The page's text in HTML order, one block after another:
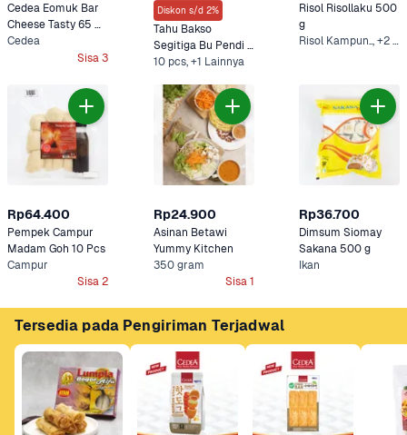
Cedea Eomuk Bar
Cheese Tasty 65
gram
Cedea
Sisa 3
Diskon s/d 2%
Tahu Bakso
Segitiga Bu Pendi
300 g
10 pcs, +1 Lainnya
Risol Risollaku 500
g
Risol Kampun.., +2 Lainnya
Rp64.400
Pempek Campur
Madam Goh 10 Pcs
Campur
Sisa 2
Rp24.900
Asinan Betawi
Yummy Kitchen
350 gram
Sisa 1
Rp36.700
Dimsum Siomay
Sakana 500 g
Ikan
Tersedia pada Pengiriman Terjadwal